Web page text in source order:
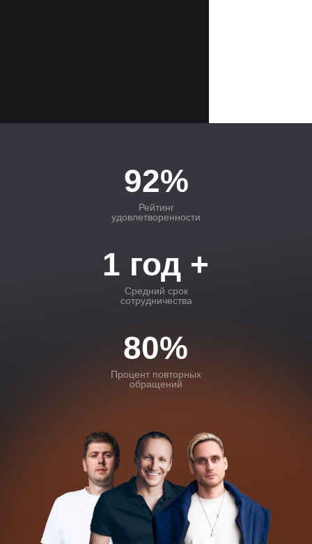
Процент повторных
обращений
80%
Средний срок
сотрудничества
1 год +
Рейтинг
удовлетворенности
92%